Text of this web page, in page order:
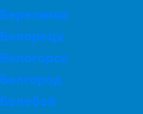
Березники
Белорецк
Белогорск
Белгород
Белебей